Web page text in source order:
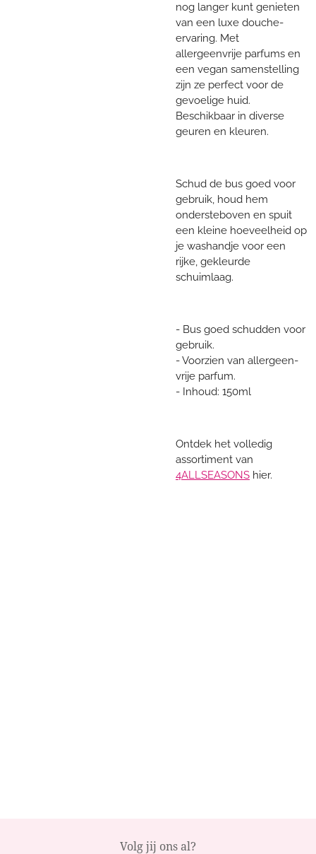
nog langer kunt genieten
van een luxe douche-
ervaring. Met
allergeenvrije parfums en
een vegan samenstelling
zijn ze perfect voor de
gevoelige huid.
Beschikbaar in diverse
geuren en kleuren.
Schud de bus goed voor
gebruik, houd hem
ondersteboven en spuit
een kleine hoeveelheid op
je washandje voor een
rijke, gekleurde
schuimlaag.
- Bus goed schudden voor
gebruik.
- Voorzien van allergeen-
vrije parfum.
- Inhoud: 150ml
Ontdek het volledig
assortiment van
4ALLSEASONS hier.
Volg jij ons al?